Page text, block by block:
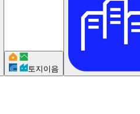
토지이음